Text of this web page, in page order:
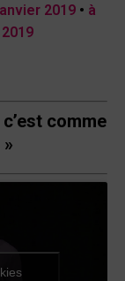
2019 • à
comme